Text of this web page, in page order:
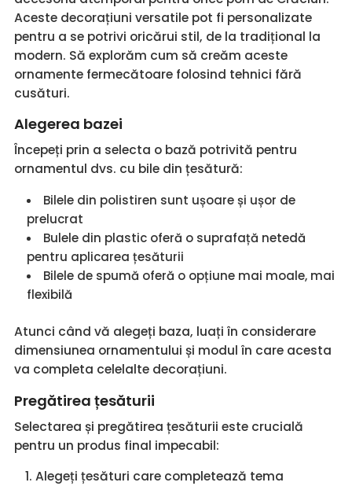
Aceste decorațiuni versatile pot fi personalizate
pentru a se potrivi oricărui stil, de la tradițional la
modern. Să explorăm cum să creăm aceste
ornamente fermecătoare folosind tehnici fără
cusături.
Alegerea bazei
Începeți prin a selecta o bază potrivită pentru
ornamentul dvs. cu bile din țesătură:
Bilele din polistiren sunt ușoare și ușor de
prelucrat
Bulele din plastic oferă o suprafață netedă
pentru aplicarea țesăturii
Bilele de spumă oferă o opțiune mai moale, mai
flexibilă
Atunci când vă alegeți baza, luați în considerare
dimensiunea ornamentului și modul în care acesta
va completa celelalte decorațiuni.
Pregătirea țesăturii
Selectarea și pregătirea țesăturii este crucială
pentru un produs final impecabil:
Alegeți țesături care completează tema